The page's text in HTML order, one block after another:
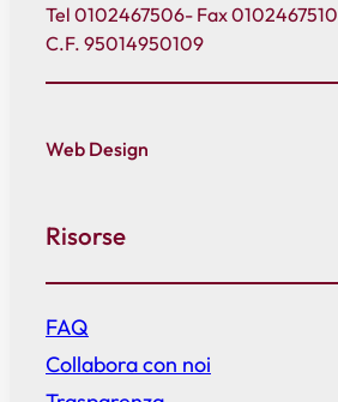
Tel 0102467506- Fax 0102467510
C.F. 95014950109
Web Design
Risorse
FAQ
Collabora con noi